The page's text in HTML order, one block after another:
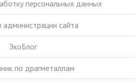
персональных данных
администрации сайта
ЭкоБлог
по драгметаллам